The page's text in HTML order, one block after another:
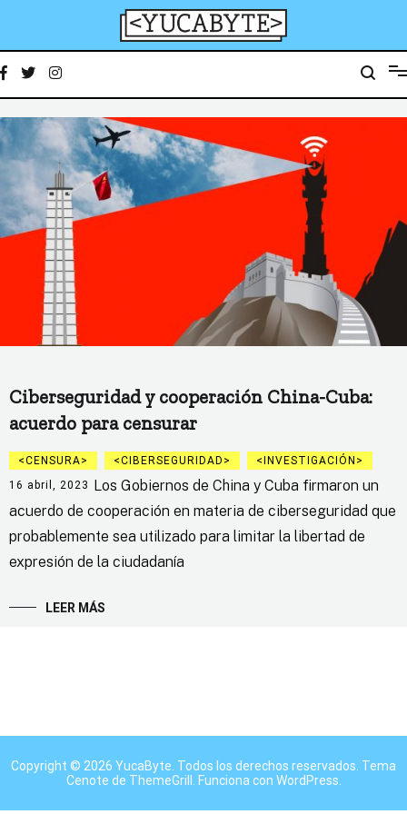
YucaByte
Ciberseguridad y cooperación China-Cuba:
acuerdo para censurar
CENSURA CIBERSEGURIDAD
INVESTIGACIÓN
16 abril, 2023
Los Gobiernos de China y Cuba firmaron un
acuerdo de cooperación en materia de ciberseguridad que
probablemente sea utilizado para limitar la libertad de
expresión de la ciudadanía
LEER MÁS
Copyright © 2026 YucaByte . Todos los derechos reservados. Tema
Cenote de ThemeGrill. Funciona con WordPress